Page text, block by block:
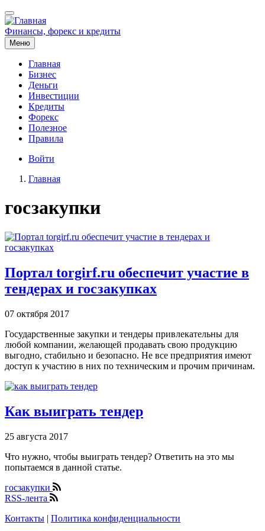
Перейти
к
основному
содержанию
Финансы, форекс и кредиты
Меню
Основная
навигация
Главная
Бизнес
Деньги
Инвестиции
Кредиты
Форекс
Полезное
Правила
Меню
записи
Войти
навигации
Главная
госзакупки
Портал torgirf.ru обеспечит участие в
тендерах и госзакупках
07 октября 2017
Государственные закупки и тендеры привлекательны для
любой компании, желающей продавать свою продукцию
выгодно, стабильно и безопасно. Не все предприятия имеют
доступ к участию в них по техническим и прочим причинам.
Как выиграть тендер
25 августа 2017
Что нужно, чтобы выиграть тендер? Ответить на это мы
попытаемся в данной статье.
госзакупки
RSS-лента
Контакты | Политика конфиденциальности